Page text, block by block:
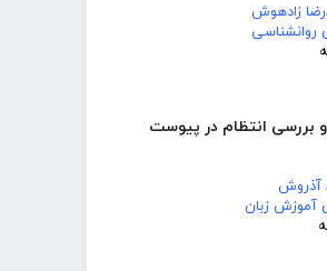
زادهوش
روانشناسی
بررسی انتظام در پیوست
آذروش
آموزش زبان